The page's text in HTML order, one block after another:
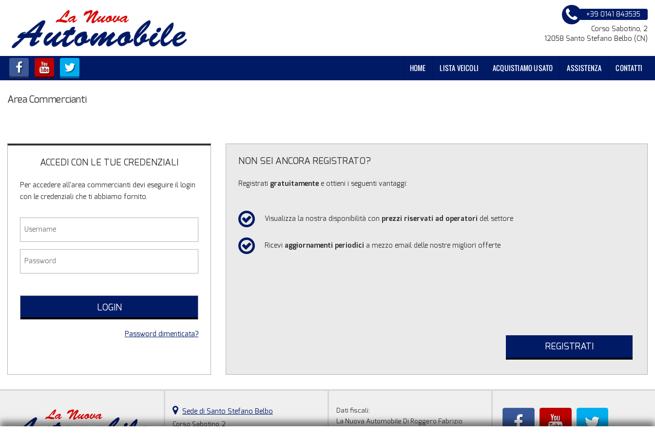
LISTA VEICOLI
ACQUISTIAMO USATO
ASSISTENZA
+39 0141 843535
Corso Sabotino, 2
12058 Santo Stefano Belbo (CN)
HOME LISTA VEICOLI ACQUISTIAMO USATO ASSISTENZA CONTATTI
Area Commercianti
ACCEDI CON LE TUE CREDENZIALI
Per accedere all'area commercianti devi eseguire il login
con le credenziali che ti abbiamo fornito.
Password dimenticata?
NON SEI ANCORA REGISTRATO?
Registrati gratuitamente e ottieni i seguenti vantaggi:
Visualizza la nostra disponibilità con prezzi riservati ad operatori del settore
Ricevi aggiornamenti periodici a mezzo email delle nostre migliori offerte
REGISTRATI
Sede di Santo Stefano Belbo
Corso Sabotino, 2
Dati fiscali:
La Nuova Automobile Di Roggero Fabrizio